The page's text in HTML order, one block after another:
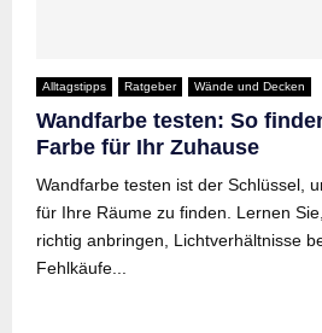
Alltagstipps Ratgeber Wände und Decken
Wandfarbe testen: So
Farbe für Ihr Zuhause
Wandfarbe testen ist der Schlüssel,
für Ihre Räume zu finden. Lernen
richtig anbringen, Lichtverhältnisse
Fehlkäufe...